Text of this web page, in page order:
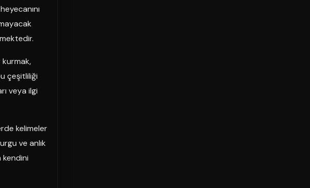
kurmak,
çeşitliliği
veya ilgi
kelimeler
ve anlık
kendini